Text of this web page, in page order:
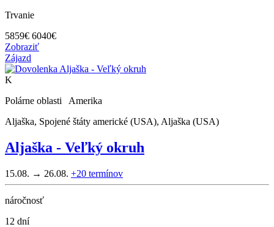
Trvanie
5859€ 6040€
Zobraziť
Zájazd
K
Polárne oblasti Amerika
Aljaška, Spojené štáty americké (USA), Aljaška (USA)
Aljaška - Veľký okruh
15.08. → 26.08. +20 termínov
náročnosť
12 dní